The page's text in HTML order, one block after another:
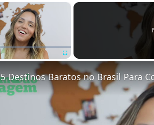
×
Fullscreen
5 Destinos Baratos no Brasil Para